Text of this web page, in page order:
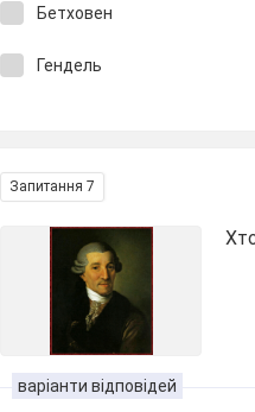
Бетховен
Гендель
Запитання 7
варіанти відповідей